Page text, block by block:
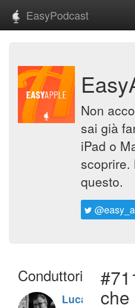
EasyPodcast
Non
sai già
iPad o
scoprire.
questo.
Conduttori
Luca
che